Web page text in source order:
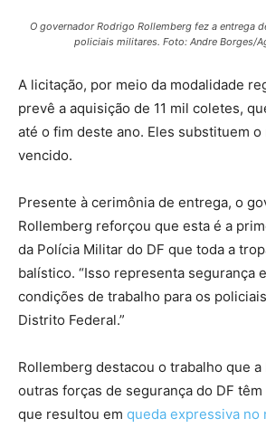
O governador Rodrigo Rollemberg fez a entrega
policiais militares. Foto: Andre Borges/
A licitação, por meio da modalidade
prevê a aquisição de 11 mil coletes,
até o fim deste ano. Eles substituem
vencido.
Presente à cerimônia de entrega, o
Rollemberg reforçou que esta é a
da Polícia Militar do DF que toda a
balístico. “Isso representa segurança
condições de trabalho para os
Distrito Federal.”
Rollemberg destacou o trabalho que
outras forças de segurança do DF
que resultou em queda expressiva no